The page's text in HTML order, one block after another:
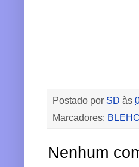
Postado por SD às
Marcadores:
Nenhum